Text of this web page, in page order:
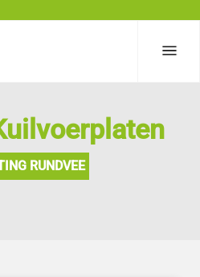
RUNDVEE